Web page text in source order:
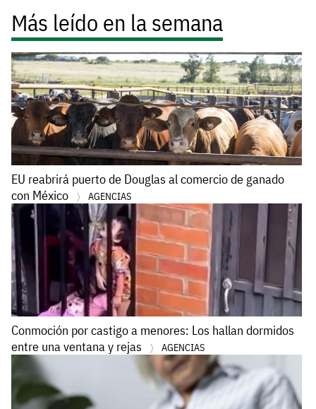
Más leído en la semana
EU reabrirá puerto de Douglas al comercio de ganado
con México
AGENCIAS
Conmoción por castigo a menores: Los hallan dormidos
entre una ventana y rejas
AGENCIAS